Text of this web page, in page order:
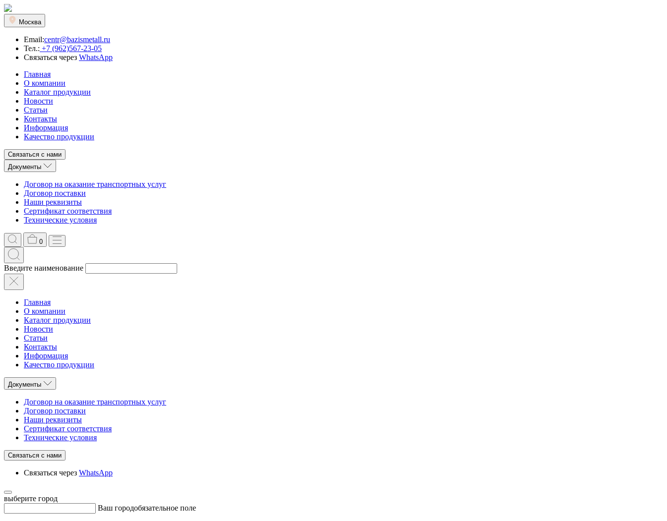
Москва
Email:centr@bazismetall.ru
Тел.: +7 (962)567-23-05
Связаться через WhatsApp
Главная
О компании
Каталог продукции
Новости
Статьи
Контакты
Информация
Качество продукции
Связаться с нами
Документы
Договор на оказание транспортных услуг
Договор поставки
Наши реквизиты
Сертификат соответствия
Технические условия
0
Введите наименование
Главная
О компании
Каталог продукции
Новости
Статьи
Контакты
Информация
Качество продукции
Документы
Договор на оказание транспортных услуг
Договор поставки
Наши реквизиты
Сертификат соответствия
Технические условия
Связаться с нами
Связаться через WhatsApp
выберите город
Ваш городобязательное поле